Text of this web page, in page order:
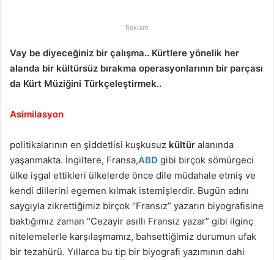
Reklam
Vay be diyeceğiniz bir çalışma.. Kürtlere yönelik her
alanda bir kültürsüz bırakma operasyonlarının bir parçası
da Kürt Müziğini Türkçeleştirmek..
Asimilasyon
politikalarının en şiddetlisi kuşkusuz kültür alanında
yaşanmakta. İngiltere, Fransa,ABD gibi birçok sömürgeci
ülke işgal ettikleri ülkelerde önce dile müdahale etmiş ve
kendi dillerini egemen kılmak istemişlerdir. Bugün adını
saygıyla zikrettiğimiz birçok “Fransız” yazarın biyografisine
baktığımız zaman “Cezayir asıllı Fransız yazar” gibi ilginç
nitelemelerle karşılaşmamız, bahsettiğimiz durumun ufak
bir tezahürü. Yıllarca bu tip bir biyografi yazımının dahi